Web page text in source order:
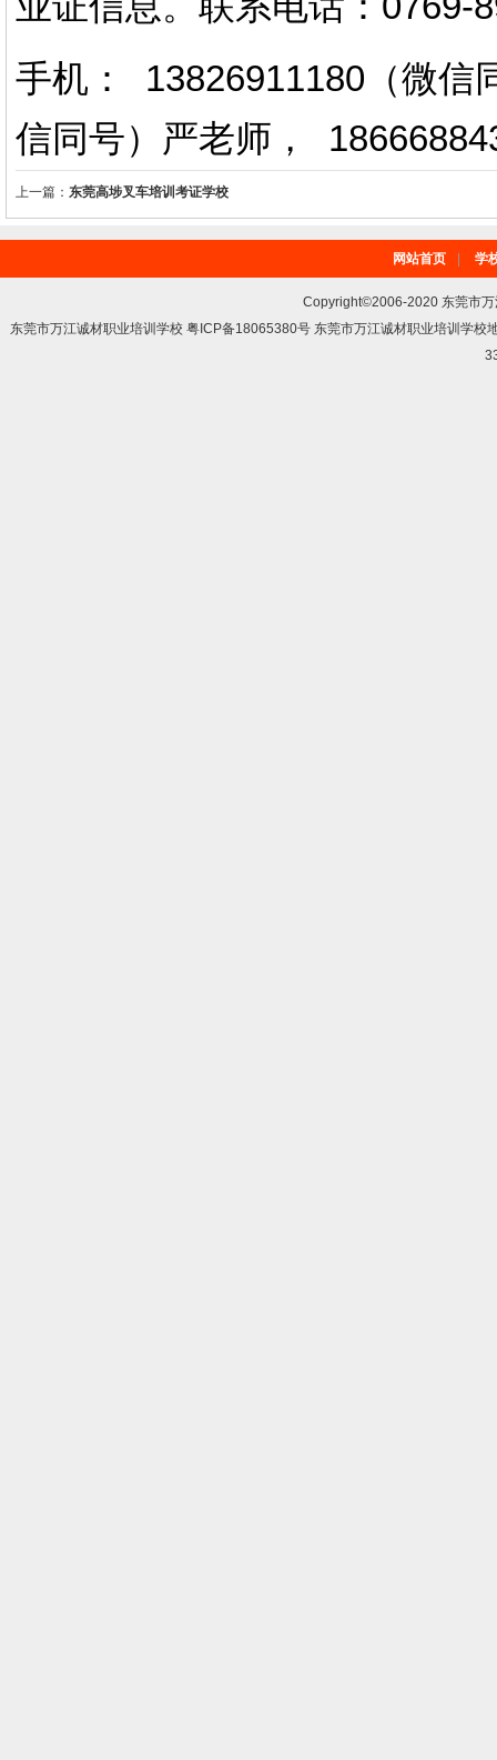
手机： 13826911180（微信
信同号）严老师 ，
上一篇： 东莞高埗叉车培训考证学校
网站首页 学
Copyright©2006-2020 东莞市
东莞市万江诚材职业培训学校 粤ICP备18065380号 东莞市万江诚材职业培训学